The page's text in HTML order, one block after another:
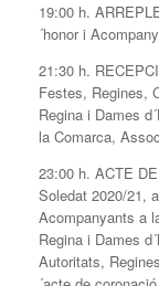
19:00 h.
´honor i
21:30 h.
Festes, Regines,
Regina i Dames
la Comarca,
23:00 h. ACTE
Soledat 2020/21,
Acompanyants a
Regina i Dames
Autoritats,